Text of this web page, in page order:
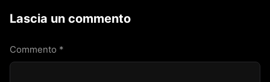
Lascia un commento
Commento *